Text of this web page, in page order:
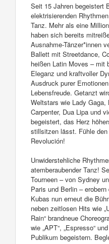
Seit 15 Jahren begeistert
elektrisierenden
Tanz. Mehr als eine
haben sich bereits
Ausnahme-Tänzer*innen
Ballett mit Streetdance,
heißen Latin Moves – mit
Eleganz und kraftvoller
Ausdruck purer
Lebensfreude. Getanzt
Weltstars wie Lady Gaga,
Carpenter, Dua Lipa und
begeistert, das Herz
stillsitzen lässt. Fühle
Revolución!
Unwiderstehliche
atemberaubender Tanz!
Tourneen – von Sydney
Paris und Berlin –
Kubas nun erneut die
neben zeitlosen Hits wie
Rain“ brandneue
wie „APT“, „Espresso“
Publikum begeistern.